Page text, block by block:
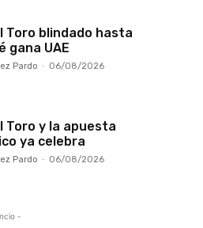
Toro blindado hasta
gana UAE
Pardo - 06/08/2026
Toro y la apuesta
ya celebra
Pardo - 06/08/2026
-